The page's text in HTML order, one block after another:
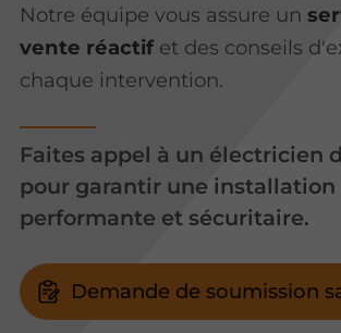
Notre équipe vous assure un
vente réactifet des conseils
chaque intervention.
Faites appel à un électricien
pour garantir une installation
performante et sécuritaire.
Demande de soumission